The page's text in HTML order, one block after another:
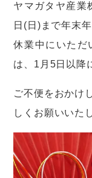
ヤマガタヤ産業
日(日)まで年末
休業中にいただ
は、1月5日以降
ご不便をおかけ
しくお願いいた